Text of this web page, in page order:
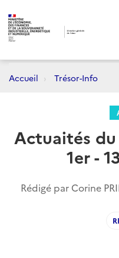
Accueil Trésor-Info
Actuaités
1er -
Rédigé par Corine